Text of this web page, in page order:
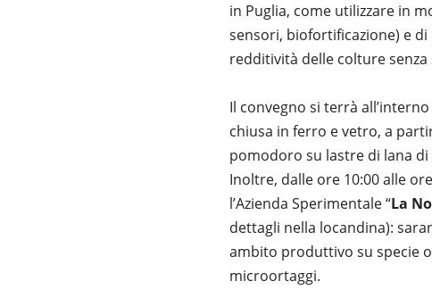
in Puglia, come utilizzare in
sensori, biofortificazione) e
redditività delle colture senza
Il convegno si terrà all’interno
chiusa in ferro e vetro, a
pomodoro su lastre di lana
Inoltre, dalle ore 10:00 alle
l’Azienda Sperimentale “La
dettagli nella locandina):
ambito produttivo su specie
microortaggi.